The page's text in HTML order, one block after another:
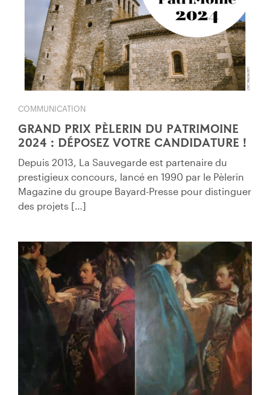
COMMUNICATION
GRAND PRIX PÈLERIN DU PATRIMOINE
2024 : DÉPOSEZ VOTRE CANDIDATURE !
Depuis 2013, La Sauvegarde est partenaire du
prestigieux concours, lancé en 1990 par le Pèlerin
Magazine du groupe Bayard-Presse pour distinguer
des projets […]